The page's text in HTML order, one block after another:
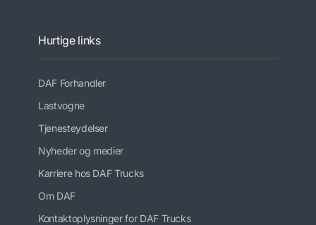
Hurtige links
DAF Forhandler
Lastvogne
Tjenesteydelser
Nyheder og medier
Karriere hos DAF Trucks
Om DAF
Kontaktoplysninger for DAF Trucks